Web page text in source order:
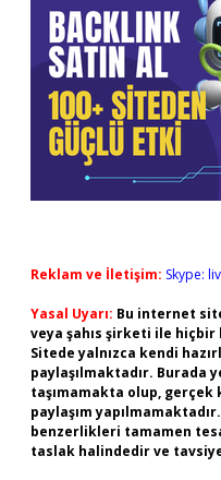
Reklam ve İletişim: Skype:
Yasal Uyarı: Bu internet
veya şahıs şirketi ile hiçbir
Sitede yalnızca kendi
paylaşılmaktadır. Burada
taşımamakta olup, gerçek
paylaşım
benzerlikleri tamamen
taslak halindedir ve